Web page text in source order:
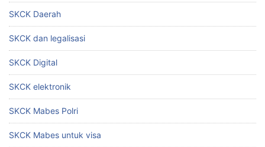
SKCK Daerah
SKCK dan legalisasi
SKCK Digital
SKCK elektronik
SKCK Mabes Polri
SKCK Mabes untuk visa